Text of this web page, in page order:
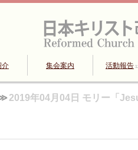
介 集会案内 活動報告
2019年04月04日 モリー「